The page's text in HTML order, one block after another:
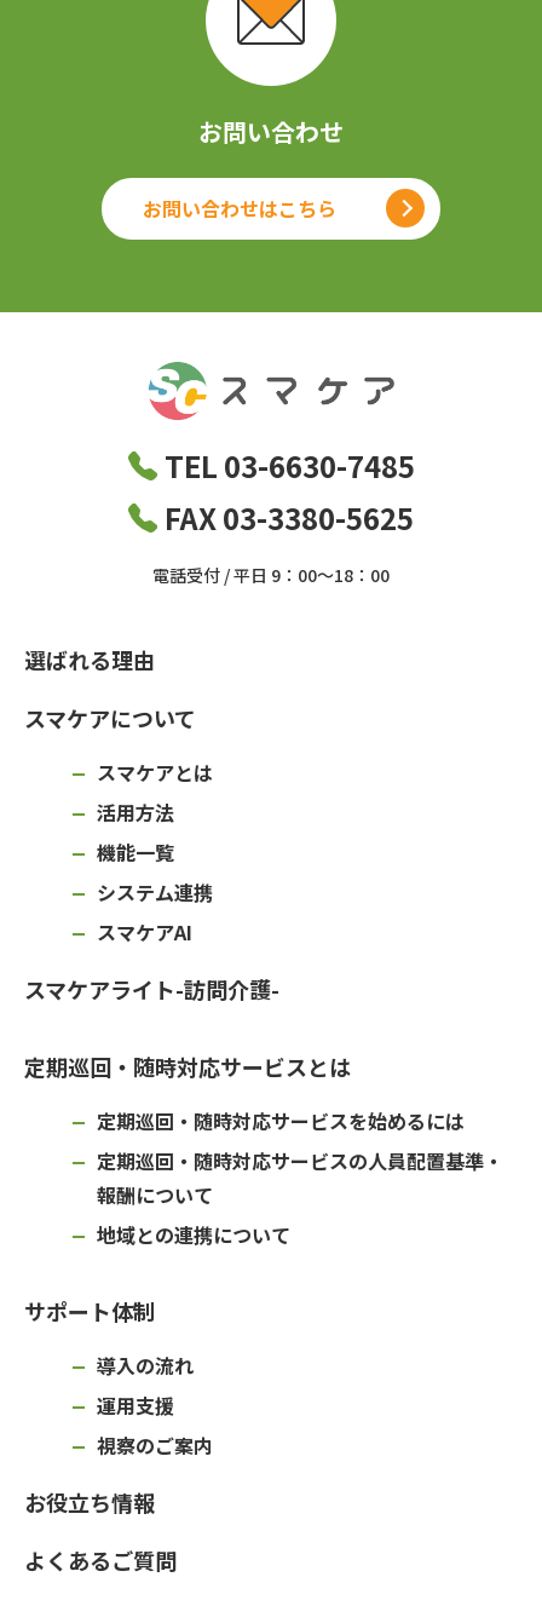
お問い合わせ
お問い合わせはこちら
TEL 03-6630-7485
FAX 03-3380-5625
電話受付 / 平日 9：00～18：00
選ばれる理由
スマケアについて
スマケアとは
活用方法
機能一覧
システム連携
スマケアAI
スマケアライト-訪問介護-
定期巡回・随時対応サービスとは
定期巡回・随時対応サービスを始めるには
定期巡回・随時対応サービスの人員配置基準・
報酬について
地域との連携について
サポート体制
導入の流れ
運用支援
視察のご案内
お役立ち情報
よくあるご質問